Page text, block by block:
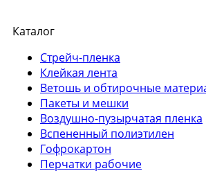
Каталог
Стрейч-пленка
Клейкая лента
Ветошь и обтирочные
Пакеты и мешки
Воздушно-пузырчатая пленка
Вспененный полиэтилен
Гофрокартон
Перчатки рабочие